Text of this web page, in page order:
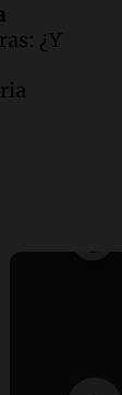
¿Y